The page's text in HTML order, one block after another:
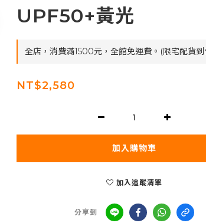
UPF50+黃光
全店，消費滿1500元，全館免運費。(限宅配貨到
NT$2,580
加入購物車
加入追蹤清單
分享到